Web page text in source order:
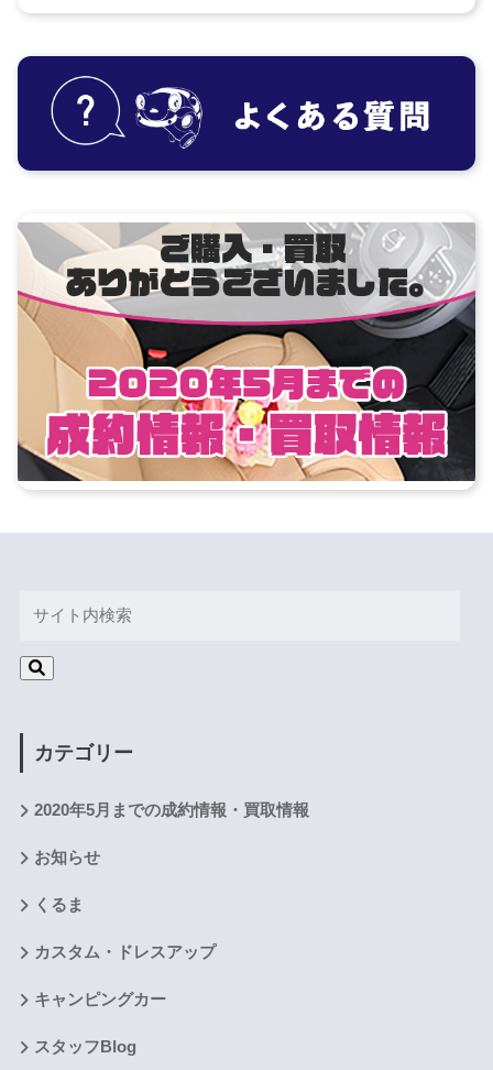
カテゴリー
2020年5月までの成約情報・買取情報
お知らせ
くるま
カスタム・ドレスアップ
キャンピングカー
スタッフBlog